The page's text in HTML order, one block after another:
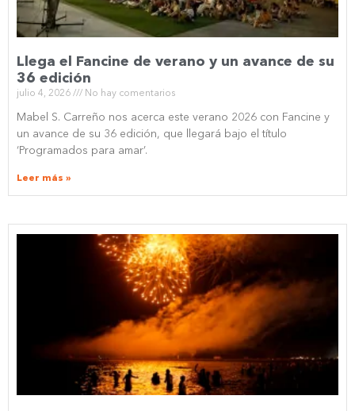
Llega el Fancine de verano y un avance de su
36 edición
julio 4, 2026 No hay comentarios
Mabel S. Carreño nos acerca este verano 2026 con Fancine y
un avance de su 36 edición, que llegará bajo el título
‘Programados para amar’.
Leer más »